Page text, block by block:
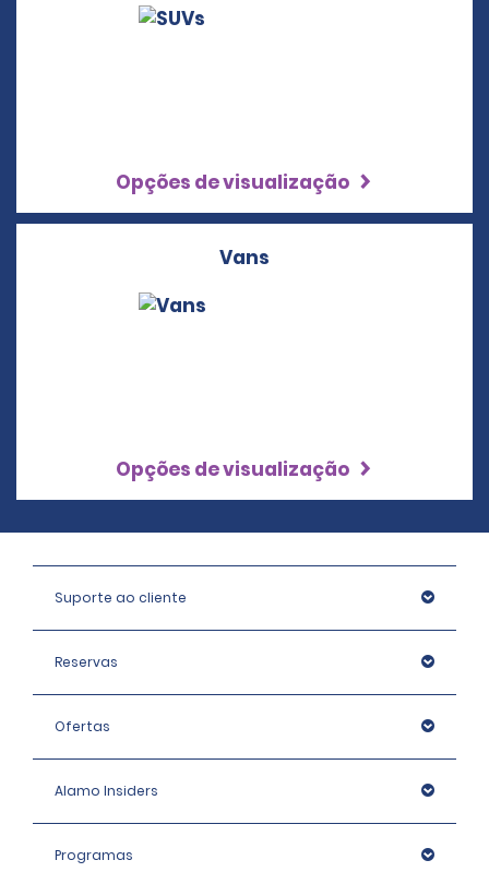
Opções de visualização
Vans
Opções de visualização
Suporte ao cliente
Reservas
Ofertas
Alamo Insiders
Programas